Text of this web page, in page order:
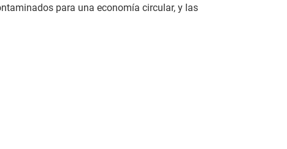
para una economía circular, y las